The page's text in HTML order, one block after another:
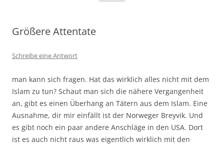
Größere Attentate
Schreibe eine Antwort
man kann sich fragen. Hat das wirklich alles nicht mit dem
Islam zu tun? Schaut man sich die nähere Vergangenheit
an, gibt es einen Überhang an Tätern aus dem Islam. Eine
Ausnahme, dir mir einfällt ist der Norweger Breyvik. Und
es gibt noch ein paar andere Anschläge in den USA. Dort
ist es auch nicht raus was eigentlich wirklich mit den